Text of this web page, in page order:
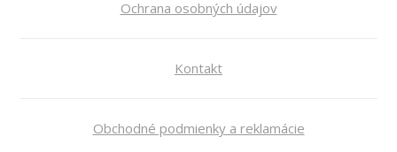
Ochrana osobných údajov
Kontakt
Obchodné podmienky a reklamácie